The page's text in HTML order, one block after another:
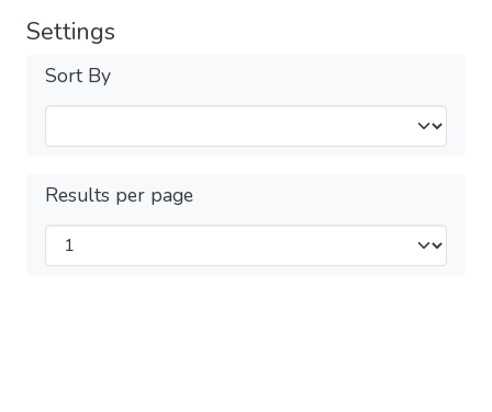
Settings
Sort By
Results per page